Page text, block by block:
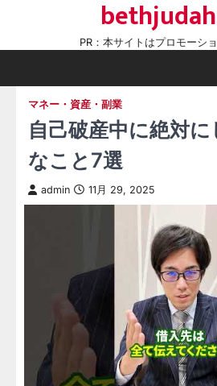
content
PR：本サイトはプロモーシ
マネー・資産・副業
自己破産中に絶対
なこと7選
admin 11月 29, 2025